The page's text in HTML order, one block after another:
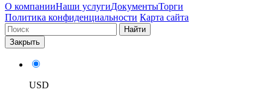
О компанииНаши услугиДокументыТорги
Политика конфиденциальности Карта сайта
Найти
Закрыть
USD